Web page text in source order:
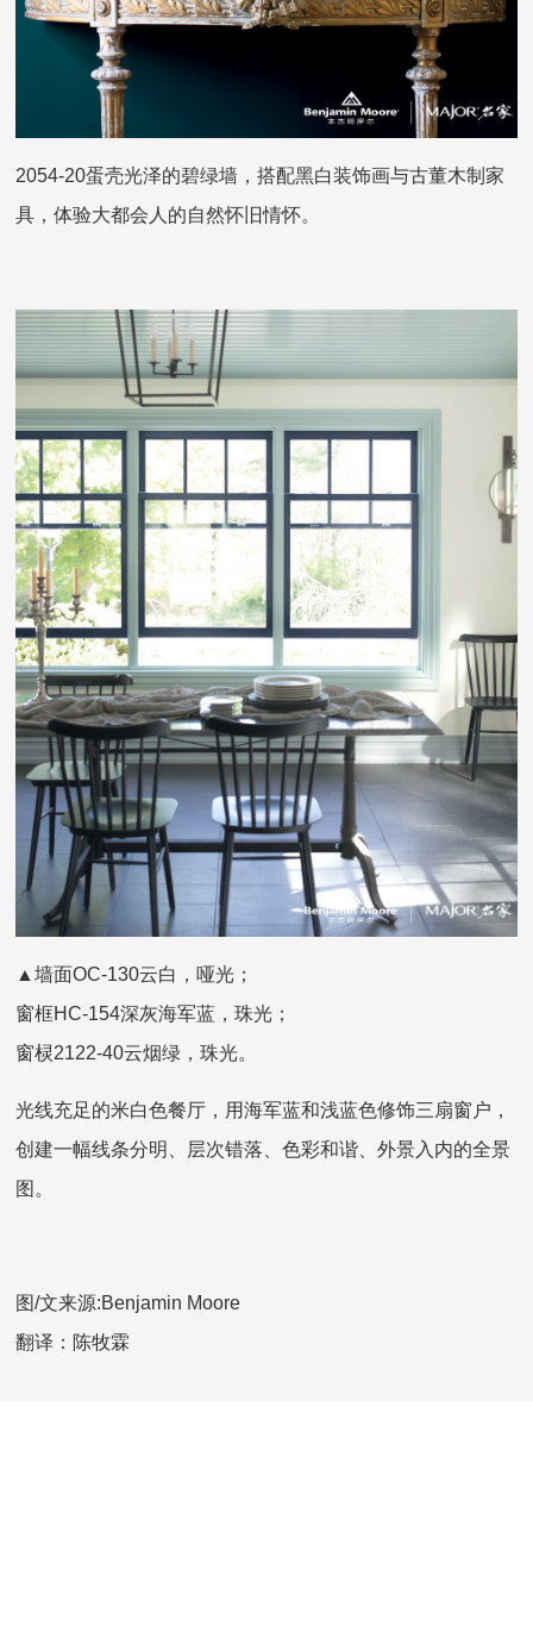
2054-20蛋壳光泽的碧绿墙，搭配黑白装饰画与古董木制家
具，体验大都会人的自然怀旧情怀。
▲墙面OC-130云白，哑光；
窗框HC-154深灰海军蓝，珠光；
窗棂2122-40云烟绿，珠光。
光线充足的米白色餐厅，用海军蓝和浅蓝色修饰三扇窗户，
创建一幅线条分明、层次错落、色彩和谐、外景入内的全景
图。
图/文来源:Benjamin Moore
翻译：陈牧霖